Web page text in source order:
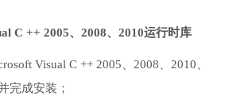
C ++ 2005、2008、2010运行时库
Visual C ++ 2005、2008、2010、
完成安装；